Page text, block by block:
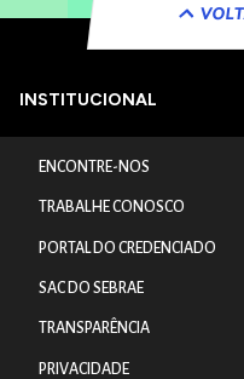
INSTITUCIONAL
ENCONTRE-NOS
TRABALHE CONOSCO
PORTAL DO CREDENCIADO
SAC DO SEBRAE
TRANSPARÊNCIA
PRIVACIDADE